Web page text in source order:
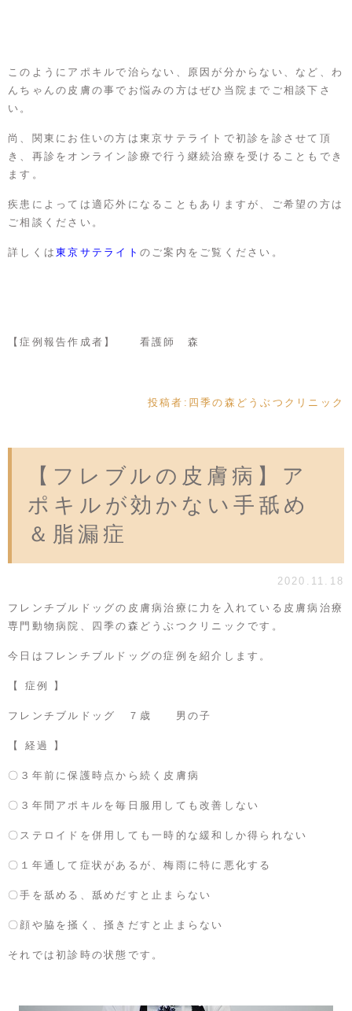
このようにアポキルで治らない、原因が分からない、など、わ
んちゃんの皮膚の事でお悩みの方はぜひ当院までご相談下さ
い。
尚、関東にお住いの方は東京サテライトで初診を診させて頂
き、再診をオンライン診療で行う継続治療を受けることもでき
ます。
疾患によっては適応外になることもありますが、ご希望の方は
ご相談ください。
詳しくは 東京サテライト のご案内をご覧ください。
【症例報告作成者】 看護師 森
投稿者: 四季の森どうぶつクリニック
【フレブルの皮膚病】ア
ポキルが効かない手舐め
＆脂漏症
2020.11.18
フレンチブルドッグの皮膚病治療に力を入れている皮膚病治療
専門動物病院、四季の森どうぶつクリニックです。
今日はフレンチブルドッグの症例を紹介します。
【 症例 】
フレンチブルドッグ ７歳 男の子
【 経過 】
〇３年前に保護時点から続く皮膚病
〇３年間アポキルを毎日服用しても改善しない
〇ステロイドを併用しても一時的な緩和しか得られない
〇１年通して症状があるが、梅雨に特に悪化する
〇手を舐める、舐めだすと止まらない
〇顔や脇を掻く、掻きだすと止まらない
それでは初診時の状態です。